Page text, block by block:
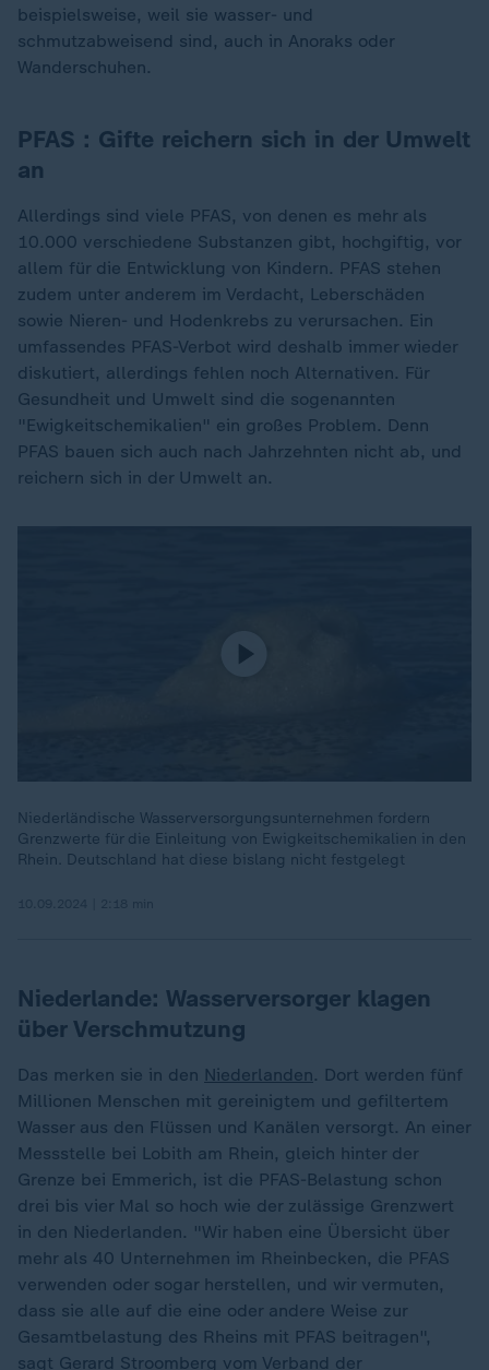
beispielsweise, weil sie wasser- und
schmutzabweisend sind, auch in Anoraks oder
Wanderschuhen.
PFAS : Gifte reichern sich in der Umwelt
an
Allerdings sind viele PFAS, von denen es mehr als
10.000 verschiedene Substanzen gibt, hochgiftig, vor
allem für die Entwicklung von Kindern. PFAS stehen
zudem unter anderem im Verdacht, Leberschäden
sowie Nieren- und Hodenkrebs zu verursachen. Ein
umfassendes PFAS-Verbot wird deshalb immer wieder
diskutiert, allerdings fehlen noch Alternativen. Für
Gesundheit und Umwelt sind die sogenannten
"Ewigkeitschemikalien" ein großes Problem. Denn
PFAS bauen sich auch nach Jahrzehnten nicht ab, und
reichern sich in der Umwelt an.
Niederländische Wasserversorgungsunternehmen fordern
Grenzwerte für die Einleitung von Ewigkeitschemikalien in den
Rhein. Deutschland hat diese bislang nicht festgelegt
Niederlande: Wasserversorger klagen
über Verschmutzung
Das merken sie in den Niederlanden. Dort werden fünf
Millionen Menschen mit gereinigtem und gefiltertem
Wasser aus den Flüssen und Kanälen versorgt. An einer
Messstelle bei Lobith am Rhein, gleich hinter der
Grenze bei Emmerich, ist die PFAS-Belastung schon
drei bis vier Mal so hoch wie der zulässige Grenzwert
in den Niederlanden. "Wir haben eine Übersicht über
mehr als 40 Unternehmen im Rheinbecken, die PFAS
verwenden oder sogar herstellen, und wir vermuten,
dass sie alle auf die eine oder andere Weise zur
Gesamtbelastung des Rheins mit PFAS beitragen",
sagt Gerard Stroomberg vom Verband der